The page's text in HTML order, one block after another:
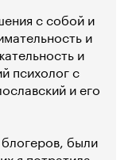
с собой и
и
и
психолог с
и его
были